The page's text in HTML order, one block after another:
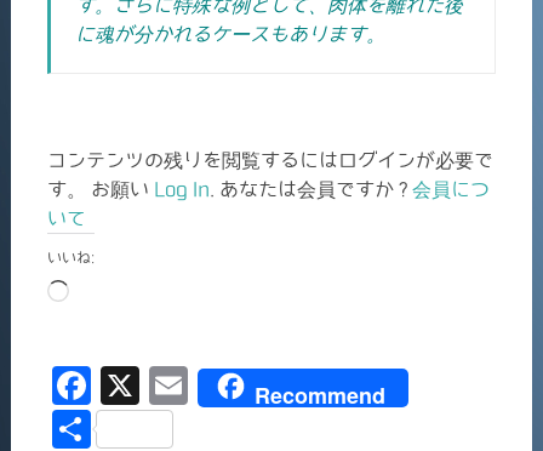
す。さらに特殊な例として、肉体を離れた後
に魂が分かれるケースもあります。
コンテンツの残りを閲覧するにはログインが必要で
す。 お願い Log In . あなたは会員ですか ? 会員につ
いて
いいね:
読
み
中…
F
a
X
E
Recommend
共